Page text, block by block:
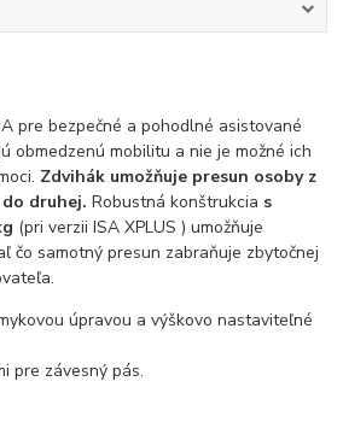
pre bezpečné a pohodlné asistované
obmedzenú mobilitu a nie je možné ich
Zdvihák umožňuje presun osoby z
druhej. Robustná konštrukcia s
(pri verzii ISA XPLUS ) umožňuje
čo samotný presun zabraňuje zbytočnej
úpravou a výškovo nastaviteľné
pre závesný pás.